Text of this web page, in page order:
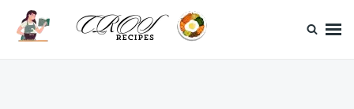
SkipSearch
for: